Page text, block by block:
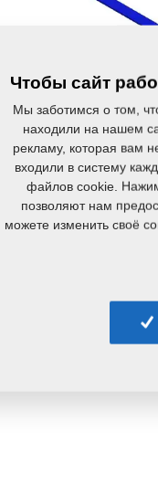
Чтобы сайт
Мы заботимся о том,
находили на нашем
рекламу, которая вам
входили в систему
файлов cookie.
позволяют нам
можете изменить своё